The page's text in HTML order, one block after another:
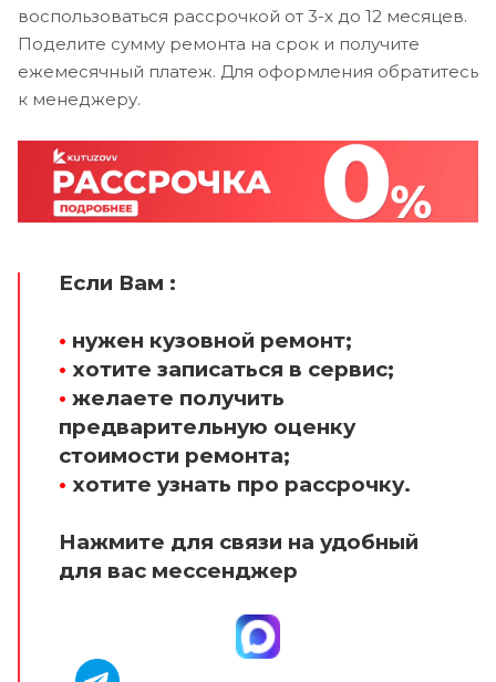
воспользоваться рассрочкой от 3-х до 12 месяцев.
Поделите сумму ремонта на срок и получите
ежемесячный платеж. Для оформления обратитесь
к менеджеру.
Если Вам :
• нужен кузовной ремонт;
• хотите записаться в сервис;
• желаете получить
предварительную оценку
стоимости ремонта;
• хотите узнать про рассрочку.
Нажмите для связи на удобный
для вас мессенджер